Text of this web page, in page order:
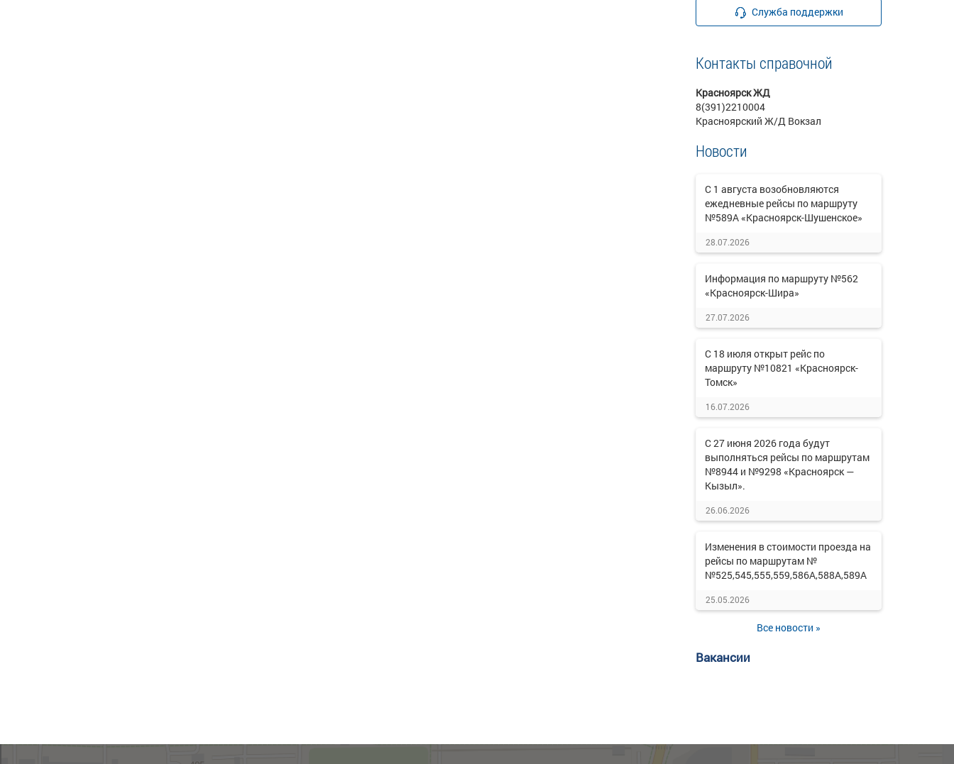
Служба поддержки
Контакты справочной
Красноярск ЖД
8(391)2210004
Красноярский Ж/Д Вокзал
Новости
С 1 августа возобновляются
ежедневные рейсы по маршруту
№589А «Красноярск-Шушенское»
28.07.2026
Информация по маршруту №562
«Красноярск-Шира»
27.07.2026
С 18 июля открыт рейс по
маршруту №10821 «Красноярск-
Томск»
16.07.2026
С 27 июня 2026 года будут
выполняться рейсы по маршрутам
№8944 и №9298 «Красноярск —
Кызыл».
26.06.2026
Изменения в стоимости проезда на
рейсы по маршрутам №
№525,545,555,559,586А,588А,589А
25.05.2026
Все новости »
Вакансии